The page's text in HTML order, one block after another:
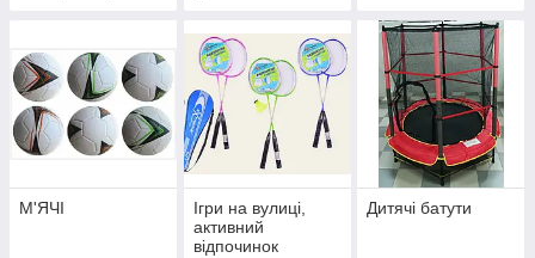
М'ЯЧІ
Ігри на вулиці,
активний
відпочинок
Дитячі батути